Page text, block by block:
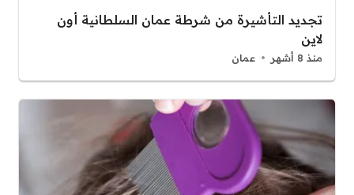
تجديد التأشيرة من شرطة عمان السلطانية أون
لاين
منذ 8 أشهر عمان